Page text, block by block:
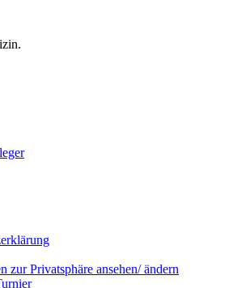
zur Privatsphäre ansehen/ ändern